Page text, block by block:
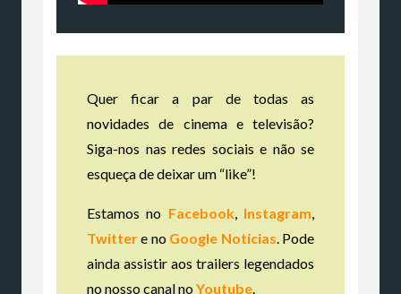
Quer ficar a par de todas as
novidades de cinema e televisão?
Siga-nos nas redes sociais e não se
esqueça de deixar um “like”!
Estamos no Facebook, Instagram
Twittere no Google Notícias . Pode
ainda assistir aos trailers legendados
no nosso canal noYoutube